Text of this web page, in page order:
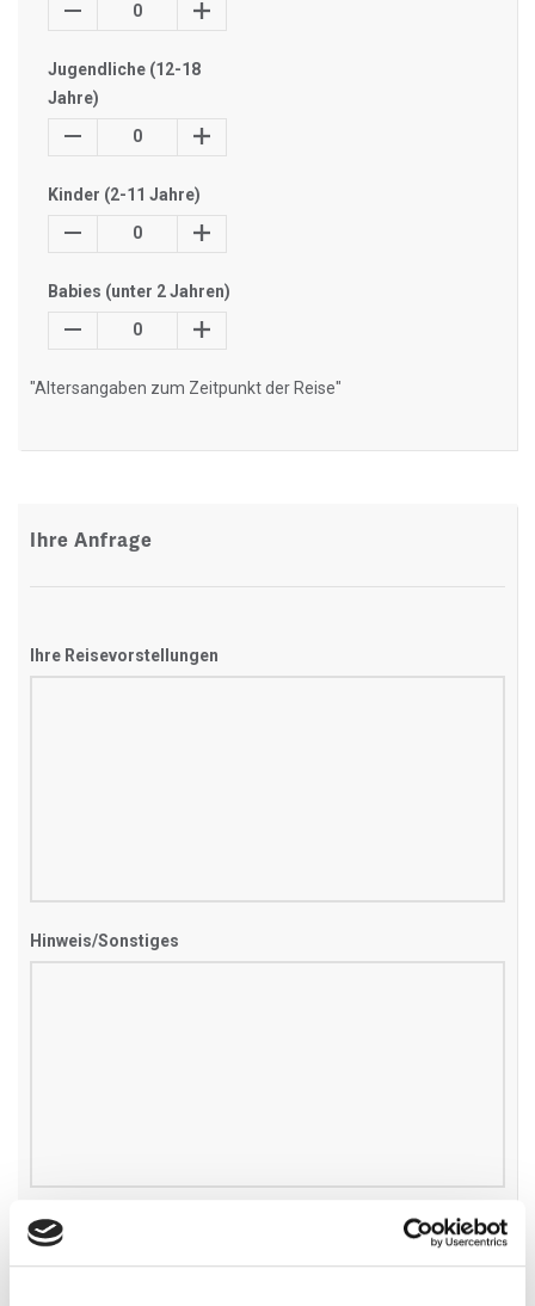
0
Jugendliche (12-18
Jahre)
0
Kinder (2-11 Jahre)
0
Babies (unter 2 Jahren)
0
"Altersangaben zum Zeitpunkt der Reise"
Ihre Anfrage
Ihre Reisevorstellungen
Hinweis/Sonstiges